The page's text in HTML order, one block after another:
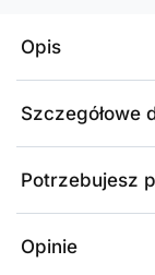
Opis
Szczegółowe
Potrzebujesz
Opinie